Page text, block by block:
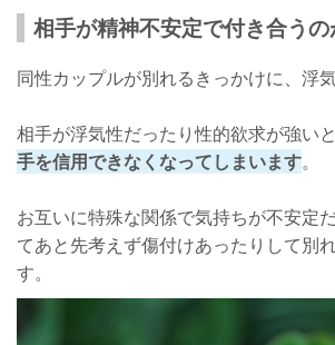
相手が精神不安定で付き合う
同性カップルが別れるきっかけに、浮
相手が浮気性だったり性的欲求が強い
手を信用できなくなってしまいます。
お互いに特殊な関係で気持ちが不安定
てあと先考えず傷付けあったりして別
す。